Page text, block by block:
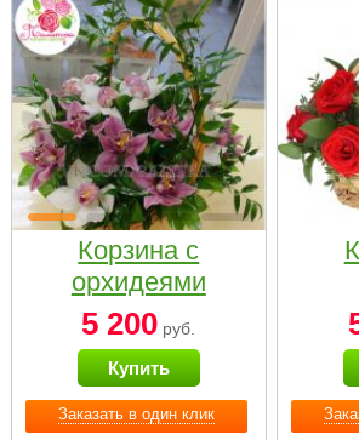
Заказать в один клик
Корзина с
орхидеями
малая
5 200 руб.
Купить